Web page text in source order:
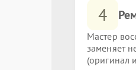
4
Мастер
заменяет
(оригинал